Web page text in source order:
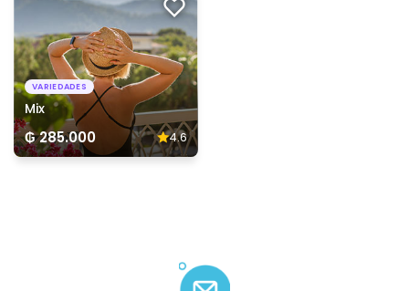
VARIEDADES
Mix
₲ 285.000 4.6